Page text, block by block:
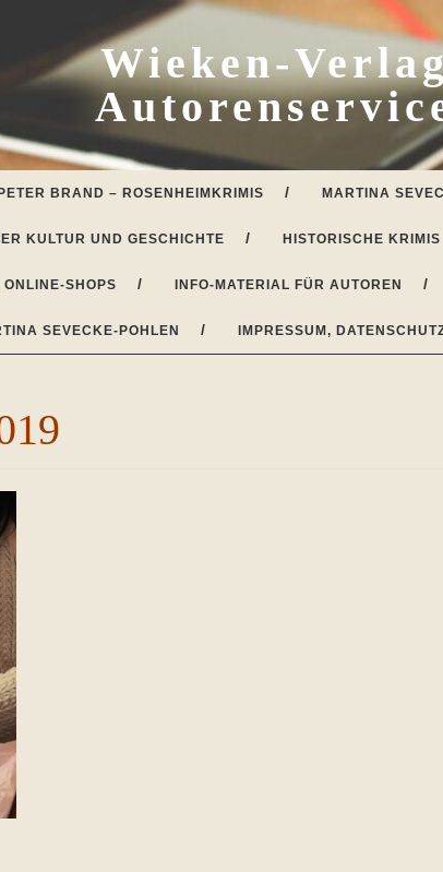
Wieken-
PETER BRAND – ROSENHEIMKRIMIS MARTINA
KULTUR UND GESCHICHTE HISTORISCHE KRIMIS
SHOPS INFO-MATERIAL FÜR AUTOREN
SEVECKE-POHLEN IMPRESSUM,